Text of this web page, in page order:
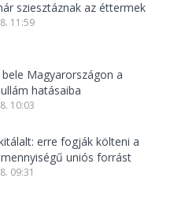
sziesztáznak az éttermek
11:59
Magyarországon a
hatásaiba
10:03
erre fogják költeni a
uniós forrást
09:31